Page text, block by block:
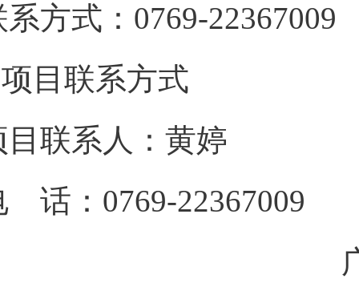
方式： 0769-22367009
目联系方式
联系人： 黄婷
话： 0769-22367009